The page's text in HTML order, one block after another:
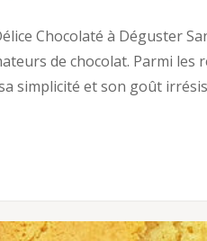
Chocolaté à Déguster
de chocolat. Parmi les
simplicité et son goût